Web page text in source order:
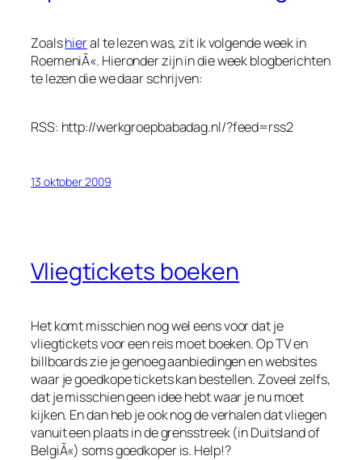
Zoalshieral te lezen was, zit ik volgende week in
RoemeniÃ«. Hieronder zijn in die week blogberichten
te lezen die we daar schrijven:
RSS: http://werkgroepbabadag.nl/?feed=rss2
13 oktober 2009
Vliegtickets boeken
Het komt misschien nog wel eens voor dat je
vliegtickets voor een reis moet boeken. Op TV en
billboards zie je genoeg aanbiedingen en websites
waar je goedkope tickets kan bestellen. Zoveel zelfs,
dat je misschien geen idee hebt waar je nu moet
kijken. En dan heb je ook nog de verhalen dat vliegen
vanuit een plaats in de grensstreek (in Duitsland of
BelgiÃ«) soms goedkoper is. Help!?